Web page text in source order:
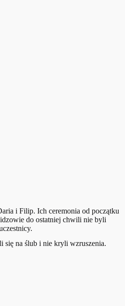
i Filip. Ich ceremonia od początku
do ostatniej chwili nie byli
się na ślub i nie kryli wzruszenia.